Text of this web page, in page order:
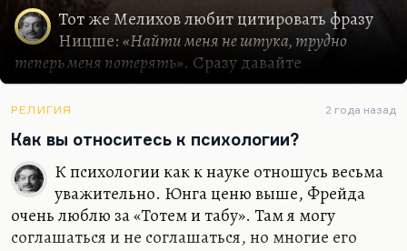
Тот же Мелихов любит цитировать фразу
Ницше:«Найти меня не штука, трудно
теперь меня потерять». Сразу давайте
оговоримся, что говорить о системе взглядов
Ницше крайне трудно, потому что,
действительно, афоризмы предполагают такое
амбивалентное и полисемантическое,
полистилическое толкование. У него
разнообразная и довольно пестрая система идей
и взглядов. Но если говорить о самых общих
каких-то чертах, Ницше — это не столько
РЕЛИГИЯ 2 года назад
Как вы относитесь к психологии?
К психологии как к науке отношусь весьма
уважительно. Юнга ценю выше, Фрейда
очень люблю за «Тотем и табу». Там я могу
соглашаться и не соглашаться, но многие его